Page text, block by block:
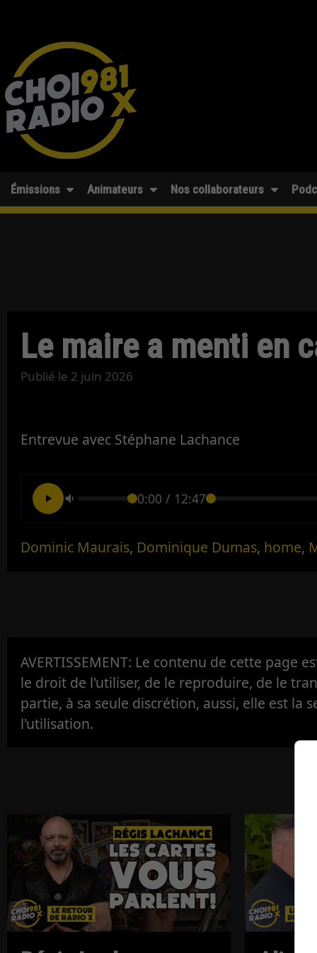
Émissions Animateurs Nos collaborateurs
Le maire a menti en
Publié le 2 juin 2026
Entrevue avec Stéphane Lachance
0:00 / 12:47
Dominic Maurais, Dominique Dumas, home,
AVERTISSEMENT: Le contenu de cette page
le droit de l'utiliser, de le reproduire, de le
partie, à sa seule discrétion, aussi, elle est la
l'utilisation.